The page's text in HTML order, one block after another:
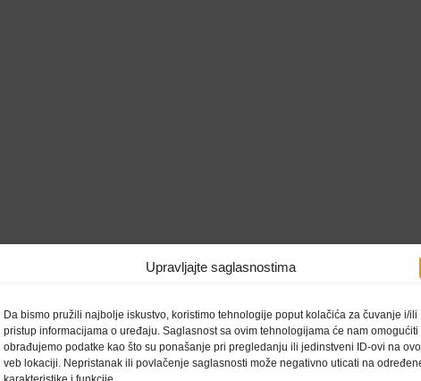
Upravljajte saglasnostima
Da bismo pružili najbolje iskustvo, koristimo tehnologije poput kolačića za čuvanje i/ili
pristup informacijama o uređaju. Saglasnost sa ovim tehnologijama će nam omogućiti
obrađujemo podatke kao što su ponašanje pri pregledanju ili jedinstveni ID-ovi na
veb lokaciji. Nepristanak ili povlačenje saglasnosti može negativno uticati na